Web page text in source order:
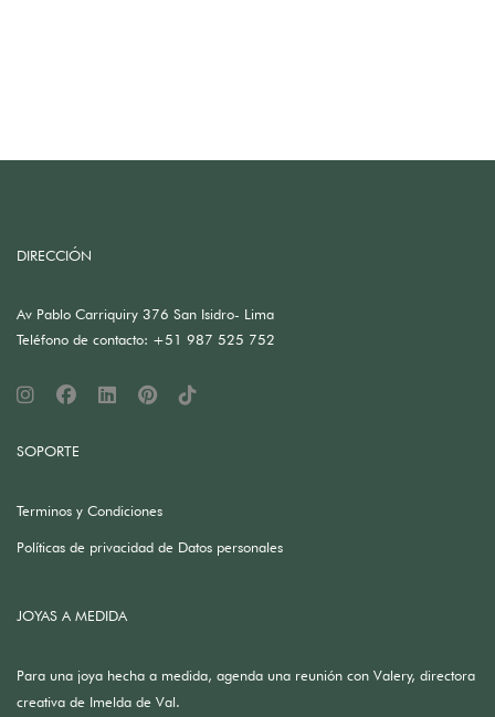
DIRECCIÓN
Av Pablo Carriquiry 376 San Isidro- Lima
Teléfono de contacto: +51 987 525 752
SOPORTE
Terminos y Condiciones
Políticas de privacidad de Datos personales
JOYAS A MEDIDA
Para una joya hecha a medida, agenda una reunión con Valery, directora
creativa de Imelda de Val.